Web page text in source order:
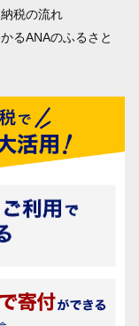
税の流れ
るANAのふるさと